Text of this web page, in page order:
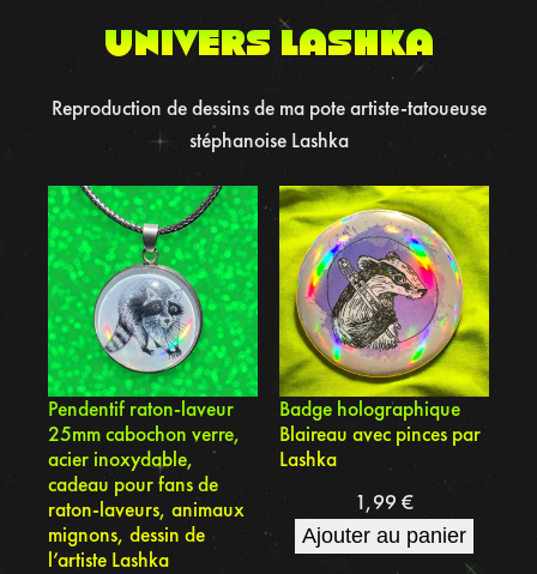
UNIVERS LASHKA
Reproduction de dessins de ma pote artiste-tatoueuse
stéphanoise Lashka
Pendentif raton-laveur
25mm cabochon verre,
acier inoxydable,
cadeau pour fans de
raton-laveurs, animaux
mignons, dessin de
l’artiste Lashka
Badge holographique
Blaireau avec pinces par
Lashka
1,99 €
Ajouter au panier